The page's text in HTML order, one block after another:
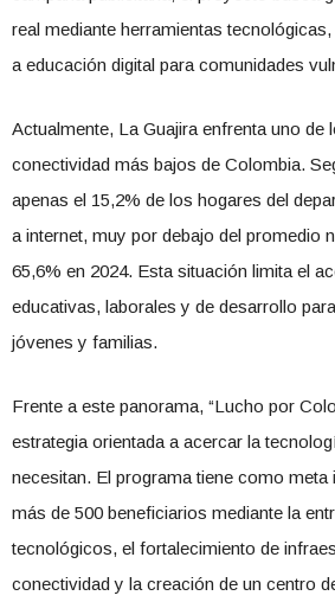
real mediante herramientas
a educación digital para comunidades
Actualmente, La Guajira enfrenta uno de
conectividad más bajos de Colombia.
apenas el 15,2% de los hogares del
a internet, muy por debajo del promedio
65,6% en 2024. Esta situación limita el
educativas, laborales y de desarrollo
jóvenes y familias.
Frente a este panorama, “Lucho por
estrategia orientada a acercar la
necesitan. El programa tiene como meta
más de 500 beneficiarios mediante la
tecnológicos, el fortalecimiento de
conectividad y la creación de un centro